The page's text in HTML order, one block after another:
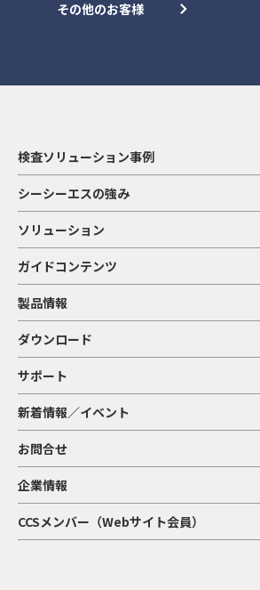
その他のお客様
検査ソリューション事例
シーシーエスの強み
ソリューション
ガイドコンテンツ
製品情報
ダウンロード
サポート
新着情報／イベント
お問合せ
企業情報
CCSメンバー（Webサイト会員）